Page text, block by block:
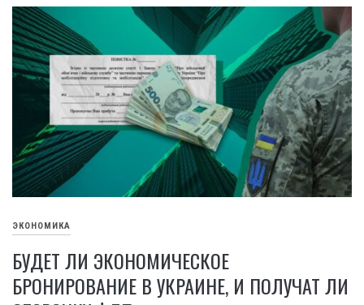
ЭКОНОМИКА
БУДЕТ ЛИ ЭКОНОМИЧЕСКОЕ
БРОНИРОВАНИЕ В УКРАИНЕ, И ПОЛУЧАТ ЛИ